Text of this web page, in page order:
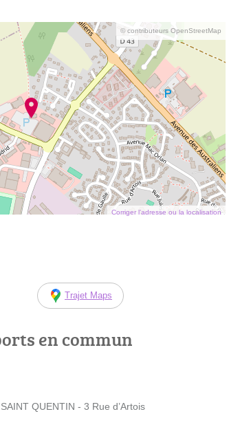
© contributeurs OpenStreetMap
Corriger l’adresse ou la localisation
Trajet Maps
en commun
QUENTIN - 3 Rue d’Artois